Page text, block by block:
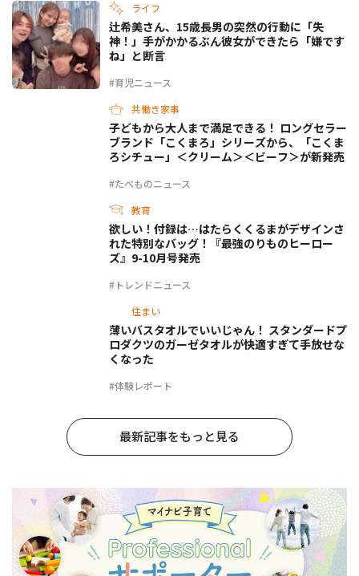
ライフ
#育児ニュース
辻希美さん、15歳長男の突然の行動に「失
神！」手がかかるぶん彼女ができたら「嫌です
ね」と断言
共働き家事
#たべものニュース
子どもから大人まで満足できる！ ロングセラー
ブランド「こくまろ」シリーズから、「こくま
ろシチュー」＜クリーム＞＜ビーフ＞が新発売
教育
#トレンドニュース
欲しい！付録は…はたらくくるまがデザインさ
れた特別なバッグ！『最強のりものヒーロー
ズ』9-10月号発売
住まい
#体験レポート
薄いバスタオルでいいじゃん！ スタンダードプ
ロダクツのガーゼタオルが快適すぎて手放せな
くなった
最新記事をもっと見る